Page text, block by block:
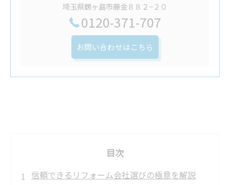
埼玉県鶴ヶ島市藤金８８２−２０
0120-371-707
お問い合わせはこちら
目次
信頼できるリフォーム会社選びの極意を解説